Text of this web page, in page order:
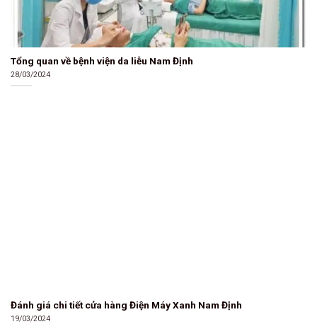
Tổng quan về bệnh viện da liễu Nam Định
28/03/2024
Đánh giá chi tiết cửa hàng Điện Máy Xanh Nam Định
19/03/2024